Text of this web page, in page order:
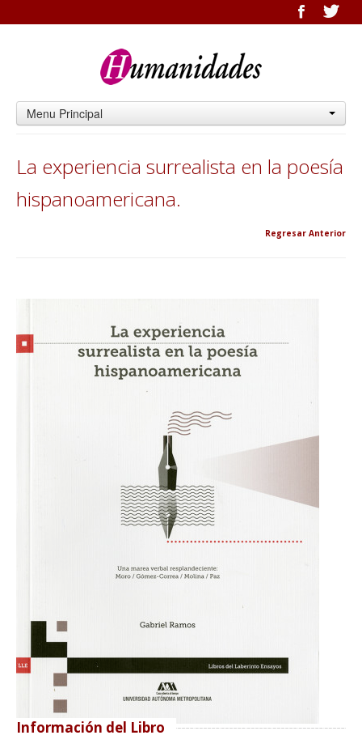
Menu Principal
La experiencia surrealista en la poesía
hispanoamericana.
Regresar Anterior
Información del Libro